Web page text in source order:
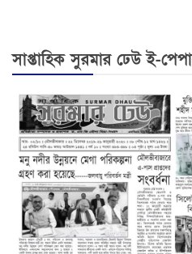
সাপ্তাহিক সুরমার ঢেউ ই-